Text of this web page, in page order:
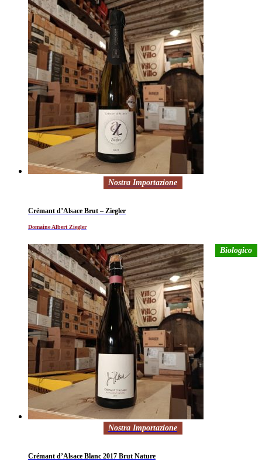
Nostra Importazione
Crémant d’Alsace Brut – Ziegler
Domaine Albert Ziegler
Biologico
Nostra Importazione
Crémant d’Alsace Blanc 2017 Brut Nature